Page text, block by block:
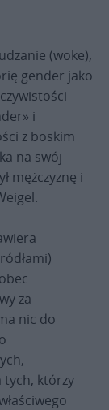
(woke),
gender jako
i
z boskim
na swój
mężczyznę i
za
nic do
tych, którzy